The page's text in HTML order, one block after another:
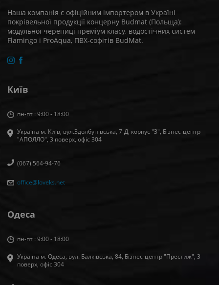
Наша компанія є офіційним імпортером в Україні
покрівельної продукції концерну Budmat (Польща):
модульної черепиці преміум класу, водостічних систем
Flamingo і ProAqua, ПВХ-софітів BudMat.
Київ
пн-пт : 9:00 - 18:00
Україна м. Київ, вул.Здолбунівська, 7-Д, корпус "З", Бізнес-центр
"АПОЛЛО", 3 поверх, офiс 304
(067) 564-94-76
office@loveks.net
Одеса
пн-пт : 9:00 - 18:00
Україна м. Одеса, вул. Балківська, 84, Бізнес-центр "Престиж", 3
поверх, офіс 304